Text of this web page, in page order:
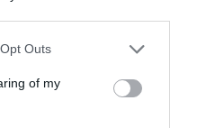
Outs
of my
!
participez